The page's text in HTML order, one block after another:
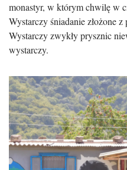
monastyr, w którym chwilę w
Wystarczy śniadanie złożone
Wystarczy zwykły prysznic
wystarczy.